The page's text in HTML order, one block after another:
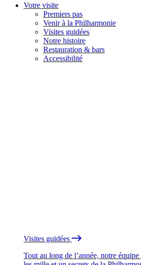
Votre visite
Premiers pas
Venir à la Philharmonie
Visites guidées
Notre histoire
Restauration & bars
Accessibilité
Visites guidées
Tout au long de l’année, notre